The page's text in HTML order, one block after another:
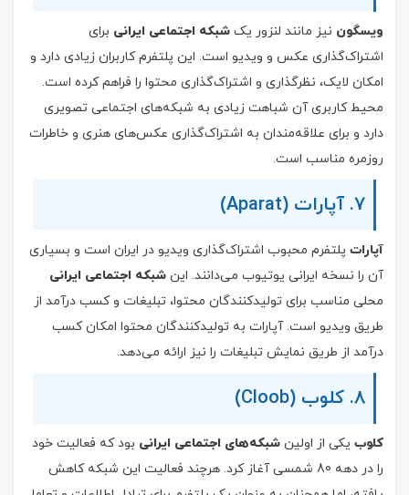
ویسگون نیز مانند لنزور یک شبکه اجتماعی ایرانی برای
اشتراک‌گذاری عکس و ویدیو است. این پلتفرم کاربران زیادی دارد و
امکان لایک، نظرگذاری و اشتراک‌گذاری محتوا را فراهم کرده است.
محیط کاربری آن شباهت زیادی به شبکه‌های اجتماعی تصویری
دارد و برای علاقه‌مندان به اشتراک‌گذاری عکس‌های هنری و خاطرات
روزمره مناسب است.
7. آپارات (Aparat)
آپارات پلتفرم محبوب اشتراک‌گذاری ویدیو در ایران است و بسیاری
آن را نسخه ایرانی یوتیوب می‌دانند. این شبکه اجتماعی ایرانی
محلی مناسب برای تولیدکنندگان محتوا، تبلیغات و کسب درآمد از
طریق ویدیو است. آپارات به تولیدکنندگان محتوا امکان کسب
درآمد از طریق نمایش تبلیغات را نیز ارائه می‌دهد.
8. کلوب (Cloob)
کلوب یکی از اولین شبکه‌های اجتماعی ایرانی بود که فعالیت خود
را در دهه 80 شمسی آغاز کرد. هرچند فعالیت این شبکه کاهش